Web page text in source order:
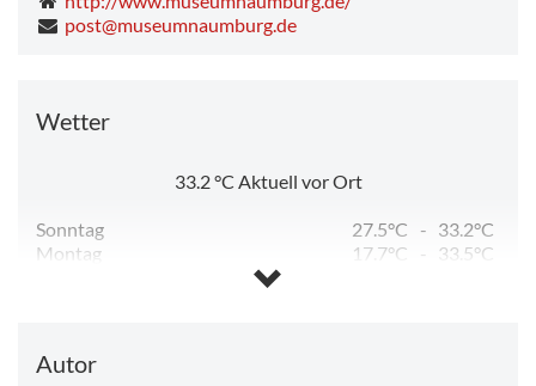
post@museumnaumburg.de
Wetter
33.2°C Aktuell vor Ort
Sonntag 27.5°C - 33.2°C
Montag
17.7°C -
33.5°C
Autor